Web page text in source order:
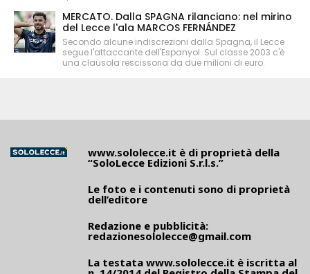
MERCATO. Dalla SPAGNA rilanciano: nel mirino
del Lecce l'ala MARCOS FERNÁNDEZ
Secondo alcune indiscrezioni dalla Spagna, il Lecce
segue l'attaccante dell'Espanyol. Sul classe 2003 c'è
una clausola rescissoria da due milioni di euro.
www.sololecce.it è di proprietà della
“SoloLecce Edizioni S.r.l.s.”
Le foto e i contenuti sono di proprietà
dell’editore
Redazione e pubblicità:
redazionesololecce@gmail.com
La testata www.sololecce.it è iscritta al